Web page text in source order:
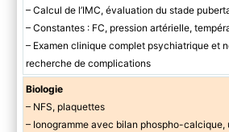
– Calcul de l’IMC, évaluation du stade
– Constantes : FC, pression artérielle,
– Examen clinique complet psychiatrique et
recherche de complications
Biologie
– NFS, plaquettes
– Ionogramme avec bilan phospho-calcique,